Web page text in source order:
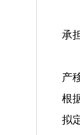
承
产
根
拟